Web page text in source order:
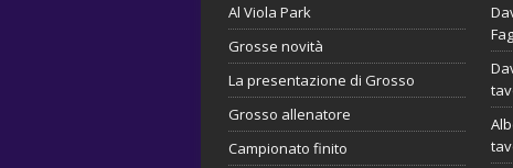
Al Viola Park
Grosse novità
La presentazione di Grosso
Grosso allenatore
Campionato finito